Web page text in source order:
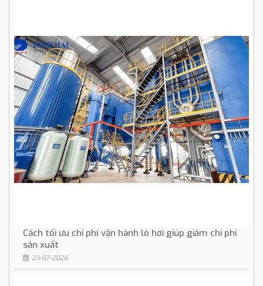
Cách tối ưu chi phí vận hành lò hơi giúp giảm chi phí
sản xuất
23-07-2026